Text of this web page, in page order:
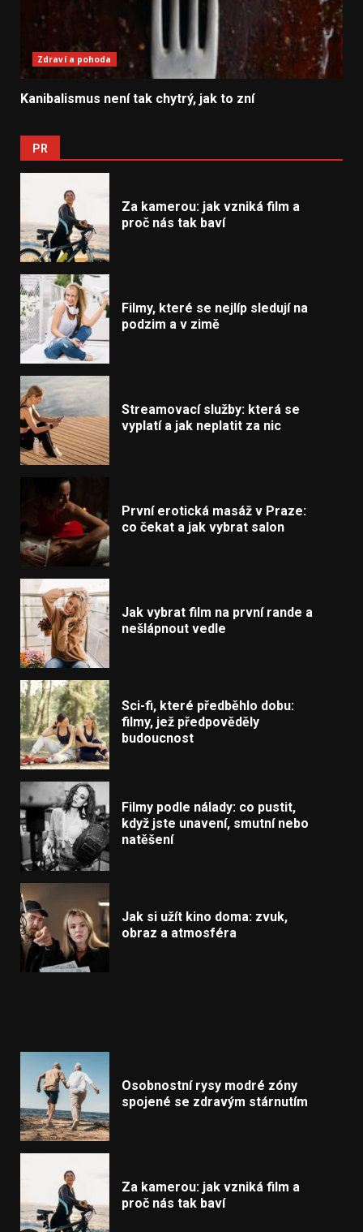
Zdraví a pohoda
Kanibalismus není tak chytrý, jak to zní
PR
Za kamerou: jak vzniká film a
proč nás tak baví
Filmy, které se nejlíp sledují na
podzim a v zimě
Streamovací služby: která se
vyplatí a jak neplatit za nic
První erotická masáž v Praze:
co čekat a jak vybrat salon
Jak vybrat film na první rande a
nešlápnout vedle
Sci-fi, které předběhlo dobu:
filmy, jež předpověděly
budoucnost
Filmy podle nálady: co pustit,
když jste unavení, smutní nebo
natěšení
Jak si užít kino doma: zvuk,
obraz a atmosféra
Osobnostní rysy modré zóny
spojené se zdravým stárnutím
Za kamerou: jak vzniká film a
proč nás tak baví